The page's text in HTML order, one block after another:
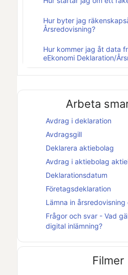
Hur byter jag
Årsredovisning?
Hur kommer jag åt data
eEkonomi Deklaration/
Arbeta
Avdrag i deklaration
Avdragsgill
Deklarera aktiebolag
Avdrag i aktiebolag
Deklarationsdatum
Företagsdeklaration
Lämna in
Frågor och svar - Vad
digital inlämning?
Filmer